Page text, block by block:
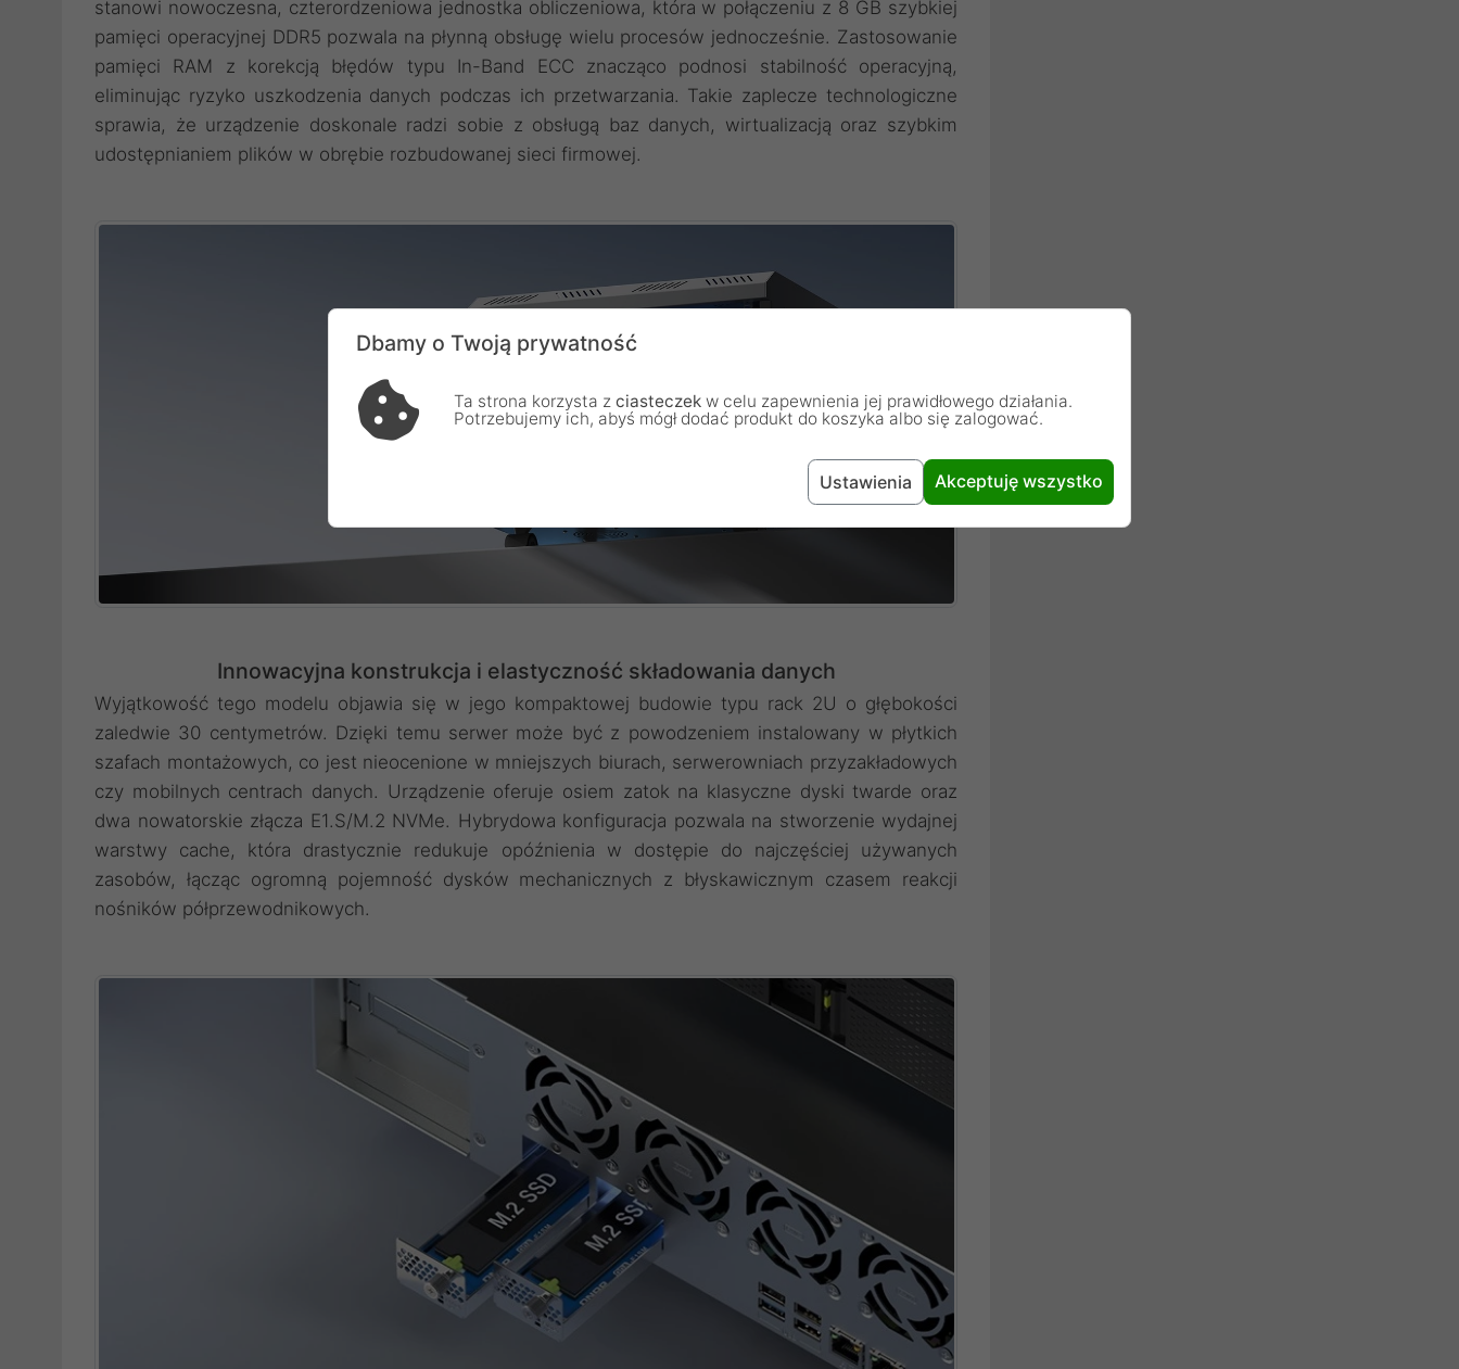
stanowi nowoczesna, czterordzeniowa jednostka obliczeniowa, która w połączeniu z 8 GB szybkiej
pamięci operacyjnej DDR5 pozwala na płynną obsługę wielu procesów jednocześnie. Zastosowanie
pamięci RAM z korekcją błędów typu In-Band ECC znacząco podnosi stabilność operacyjną,
eliminując ryzyko uszkodzenia danych podczas ich przetwarzania. Takie zaplecze technologiczne
sprawia, że urządzenie doskonale radzi sobie z obsługą baz danych, wirtualizacją oraz szybkim
udostępnianiem plików w obrębie rozbudowanej sieci firmowej.
Innowacyjna konstrukcja i elastyczność składowania danych
Wyjątkowość tego modelu objawia się w jego kompaktowej budowie typu rack 2U o głębokości
zaledwie 30 centymetrów. Dzięki temu serwer może być z powodzeniem instalowany w płytkich
szafach montażowych, co jest nieocenione w mniejszych biurach, serwerowniach przyzakładowych
czy mobilnych centrach danych. Urządzenie oferuje osiem zatok na klasyczne dyski twarde oraz
dwa nowatorskie złącza E1.S/M.2 NVMe. Hybrydowa konfiguracja pozwala na stworzenie wydajnej
warstwy cache, która drastycznie redukuje opóźnienia w dostępie do najczęściej używanych
zasobów, łącząc ogromną pojemność dysków mechanicznych z błyskawicznym czasem reakcji
nośników półprzewodnikowych.
Dbamy o Twoją prywatność
Ta strona korzysta z ciasteczek w celu zapewnienia jej prawidłowego działania.
Potrzebujemy ich, abyś mógł dodać produkt do koszyka albo się zalogować.
Ustawienia Akceptuję wszystko